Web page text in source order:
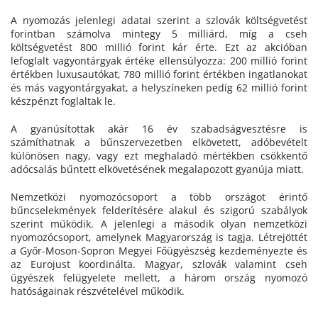
A nyomozás jelenlegi adatai szerint a szlovák költségvetést
forintban számolva mintegy 5 milliárd, míg a cseh
költségvetést 800 millió forint kár érte. Ezt az akcióban
lefoglalt vagyontárgyak értéke ellensúlyozza: 200 millió forint
értékben luxusautókat, 780 millió forint értékben ingatlanokat
és más vagyontárgyakat, a helyszíneken pedig 62 millió forint
készpénzt foglaltak le.
A gyanúsítottak akár 16 év szabadságvesztésre is
számíthatnak a bűnszervezetben elkövetett, adóbevételt
különösen nagy, vagy ezt meghaladó mértékben csökkentő
adócsalás bűntett elkövetésének megalapozott gyanúja miatt.
Nemzetközi nyomozócsoport a több országot érintő
bűncselekmények felderítésére alakul és szigorú szabályok
szerint működik. A jelenlegi a második olyan nemzetközi
nyomozócsoport, amelynek Magyarország is tagja. Létrejöttét
a Győr-Moson-Sopron Megyei Főügyészség kezdeményezte és
az Eurojust koordinálta. Magyar, szlovák valamint cseh
ügyészek felügyelete mellett, a három ország nyomozó
hatóságainak részvételével működik.